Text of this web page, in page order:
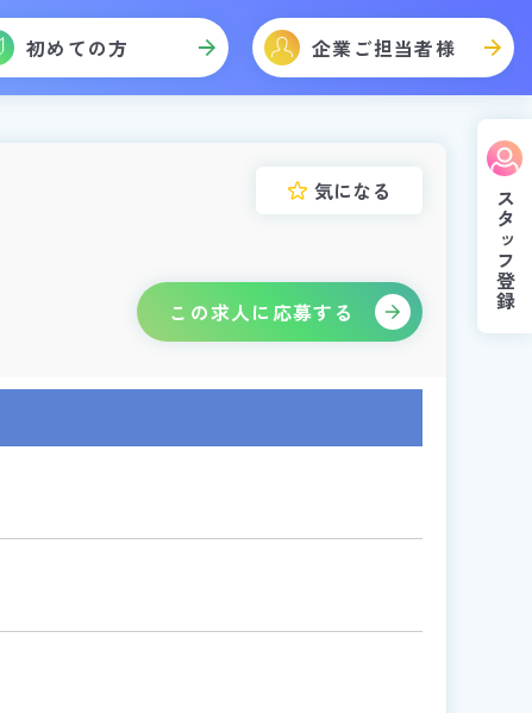
初めての方 企業ご担当者様
スタッフ登録
この求人に応募する
気になる